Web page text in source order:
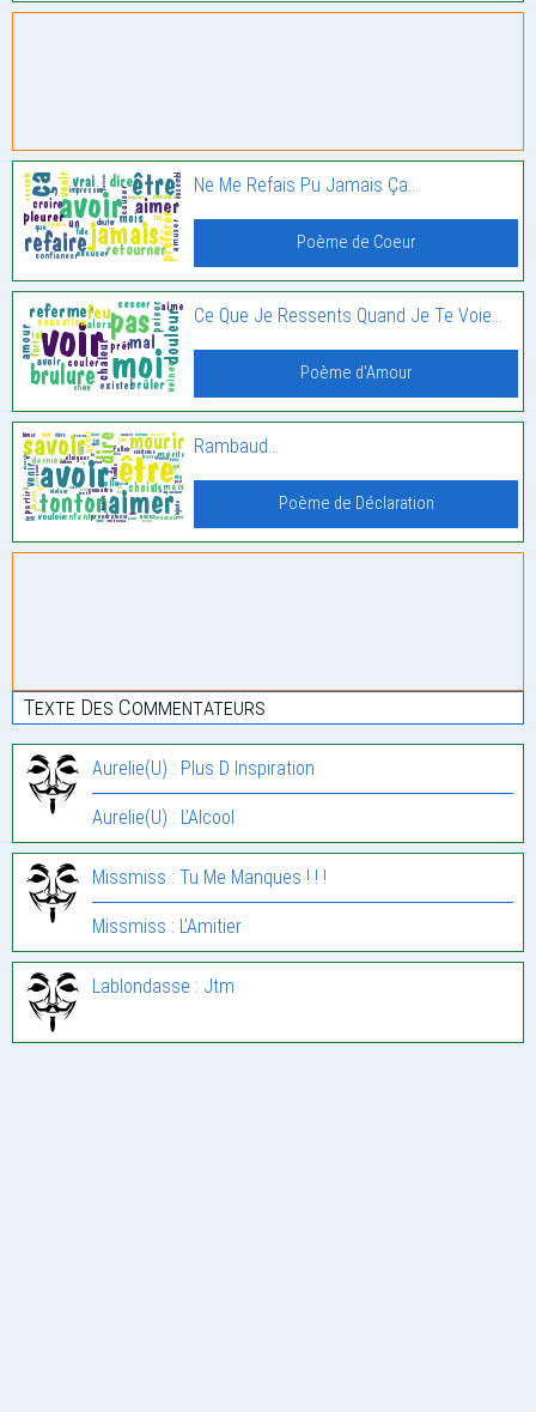
Ne Me Refais Pu Jamais Ça…
Poème de Coeur
Ce Que Je Ressents Quand Je Te Voie…
Poème d'Amour
Rambaud…
Poème de Déclaration
Texte Des Commentateurs
Aurelie(U) : Plus D Inspiration
Aurelie(U) : L’Alcool
Missmiss : Tu Me Manques ! ! !
Missmiss : L’Amitier
Lablondasse : Jtm